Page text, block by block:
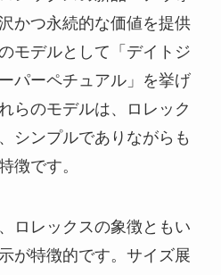
かつ永続的な価値を提供
モデルとして「デイトジ
パーペチュアル」を挙げ
らのモデルは、ロレック
シンプルでありながらも
徴です。
ロレックスの象徴ともい
が特徴的です。サイズ展